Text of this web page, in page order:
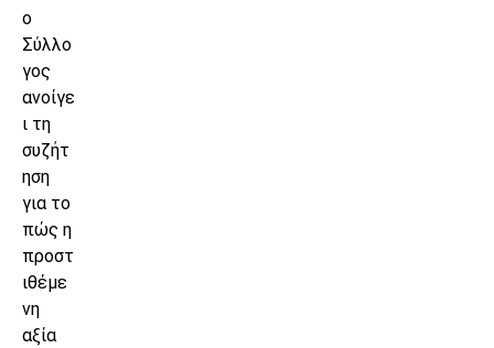
ο
Σύλλο
γος
ανοίγε
ι τη
συζήτ
ηση
για το
πώς η
προστ
ιθέμε
νη
αξία